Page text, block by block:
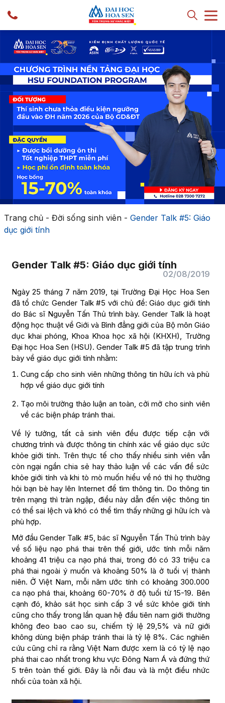
Trang chủ- Đời sống sinh viên- Gender Talk #5: Giáo
dục giới tính
Gender Talk #5: Giáo dục giới tính
02/08/2019
Ngày 25 tháng 7 năm 2019, tại Trường Đại Học Hoa Sen
đã tổ chức Gender Talk #5 với chủ đề: Giáo dục giới tính
do Bác sĩ Nguyễn Tấn Thủ trình bày. Gender Talk là hoạt
động học thuật về Giới và Bình đẳng giới của Bộ môn Giáo
dục khai phóng, Khoa Khoa học xã hội (KHXH), Trường
Đại học Hoa Sen (HSU). Gender Talk #5 đã tập trung trình
bày về giáo dục giới tính nhằm:
Cung cấp cho sinh viên những thông tin hữu ích và phù
hợp về giáo dục giới tính
Tạo môi trường thảo luận an toàn, cởi mở cho sinh viên
về các biện pháp tránh thai.
Về lý tưởng, tất cả sinh viên đều được tiếp cận với
chương trình và được thông tin chính xác về giáo dục sức
khỏe giới tính. Trên thực tế cho thấy nhiều sinh viên vẫn
còn ngại ngần chia sẻ hay thảo luận về các vấn đề sức
khỏe giới tính và khi tò mò muốn hiểu về nó thì họ thường
hỏi bạn bè hay lên Internet để tìm thông tin. Do thông tin
trên mạng thì tràn ngập, điều này dẫn đến việc thông tin
có thể sai lệch và khó có thể tìm thấy những gì hữu ích và
phù hợp.
Mở đầu Gender Talk #5, bác sĩ Nguyễn Tấn Thủ trình bày
về số liệu nạo phá thai trên thế giới, ước tính mỗi năm
khoảng 41 triệu ca nạo phá thai, trong đó có 33 triệu ca
phá thai ngoài ý muốn và khoảng 50% là ở tuổi vị thành
niên. Ở Việt Nam, mỗi năm ước tính có khoảng 300.000
ca nạo phá thai, khoảng 60-70% ở độ tuổi từ 15-19. Bên
cạnh đó, khảo sát học sinh cấp 3 về sức khỏe giới tính
cũng cho thấy trong lần quan hệ đầu tiên nam giới thường
không đeo bao cao su, chiếm tỷ lệ 29,5% và nữ giới
không dùng biện pháp tránh thai là tỷ lệ 8%. Các nghiên
cứu cũng chỉ ra rằng Việt Nam được xem là có tỷ lệ nạo
phá thai cao nhất trong khu vực Đông Nam Á và đứng thứ
5 trên toàn thế giới. Đây là nỗi đau và là một điều nhức
nhối của toàn xã hội.